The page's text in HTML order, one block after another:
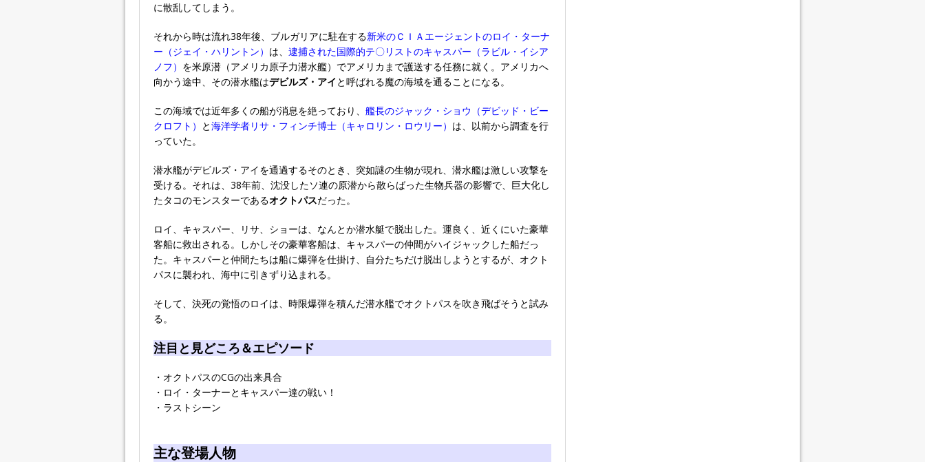
に散乱してしまう。
それから時は流れ38年後、ブルガリアに駐在する新米のＣＩＡエージェントのロイ・ターナ
ー（ジェイ・ハリントン） は、 逮捕された国際的テ〇リストのキャスパー（ラビル・イシア
ノフ） を米原潜（アメリカ原子力潜水艦）でアメリカまで護送する任務に就く。アメリカへ
向かう途中、その潜水艦はデビルズ・アイ と呼ばれる魔の海域を通ることになる。
この海域では近年多くの船が消息を絶っており、 艦長のジャック・ショウ（デビッド・ビー
クロフト） と海洋学者リサ・フィンチ博士（キャロリン・ロウリー） は、以前から調査を行
っていた。
潜水艦がデビルズ・アイを通過するそのとき、突如謎の生物が現れ、潜水艦は激しい攻撃を
受ける。それは、38年前、沈没したソ連の原潜から散らばった生物兵器の影響で、巨大化し
たタコのモンスターであるオクトパスだった。
ロイ、キャスパー、リサ、ショーは、なんとか潜水艇で脱出した。運良く、近くにいた豪華
客船に救出される。しかしその豪華客船は、キャスパーの仲間がハイジャックした船だっ
た。キャスパーと仲間たちは船に爆弾を仕掛け、自分たちだけ脱出しようとするが、オクト
パスに襲われ、海中に引きずり込まれる。
そして、決死の覚悟のロイは、時限爆弾を積んだ潜水艦でオクトパスを吹き飛ばそうと試み
る。
注目と見どころ＆エピソード
・オクトパスのCGの出来具合
・ロイ・ターナーとキャスパー達の戦い！
・ラストシーン
主な登場人物